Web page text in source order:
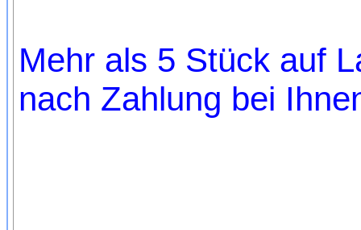
Mehr als 5 Stück auf
nach Zahlung bei